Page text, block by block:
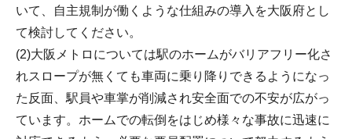
いて、自主規制が働くような仕組みの導入を大阪府とし
て検討してください。
(2)大阪メトロについては駅のホームがバリアフリー化さ
れスロープが無くても車両に乗り降りできるようになっ
た反面、駅員や車掌が削減され安全面での不安が広がっ
ています。ホームでの転倒をはじめ様々な事故に迅速に